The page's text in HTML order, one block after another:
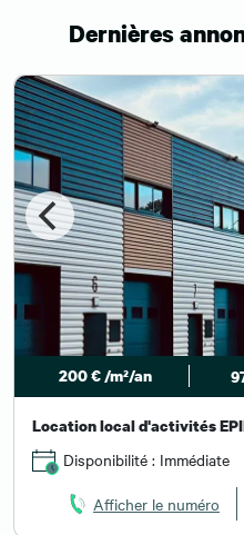
Dernières
200 € /m²/an
Location local d'activités
Disponibilité : Immédiate
Afficher le numéro